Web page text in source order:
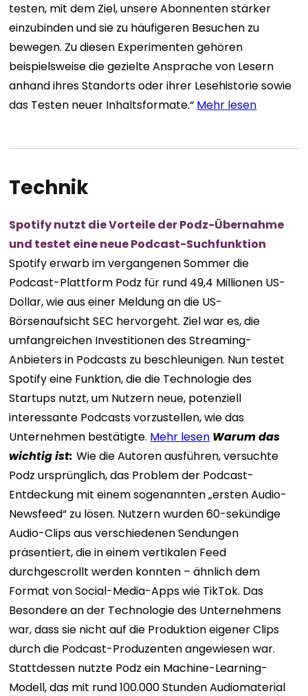
testen, mit dem Ziel, unsere Abonnenten stärker
einzubinden und sie zu häufigeren Besuchen zu
bewegen. Zu diesen Experimenten gehören
beispielsweise die gezielte Ansprache von Lesern
anhand ihres Standorts oder ihrer Lesehistorie sowie
das Testen neuer Inhaltsformate.“ Mehr lesen
Technik
Spotify nutzt die Vorteile der Podz-Übernahme
und testet eine neue Podcast-Suchfunktion
Spotify erwarb im vergangenen Sommer die
Podcast-Plattform Podz für rund 49,4 Millionen US-
Dollar, wie aus einer Meldung an die US-
Börsenaufsicht SEC hervorgeht. Ziel war es, die
umfangreichen Investitionen des Streaming-
Anbieters in Podcasts zu beschleunigen. Nun testet
Spotify eine Funktion, die die Technologie des
Startups nutzt, um Nutzern neue, potenziell
interessante Podcasts vorzustellen, wie das
Unternehmen bestätigte. Mehr lesen Warum das
wichtig ist: Wie die Autoren ausführen, versuchte
Podz ursprünglich, das Problem der Podcast-
Entdeckung mit einem sogenannten „ersten Audio-
Newsfeed“ zu lösen. Nutzern wurden 60-sekündige
Audio-Clips aus verschiedenen Sendungen
präsentiert, die in einem vertikalen Feed
durchgescrollt werden konnten – ähnlich dem
Format von Social-Media-Apps wie TikTok. Das
Besondere an der Technologie des Unternehmens
war, dass sie nicht auf die Produktion eigener Clips
durch die Podcast-Produzenten angewiesen war.
Stattdessen nutzte Podz ein Machine-Learning-
Modell, das mit rund 100.000 Stunden Audiomaterial